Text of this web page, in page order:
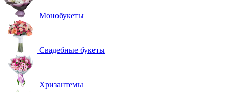
Монобукеты
Свадебные букеты
Хризантемы